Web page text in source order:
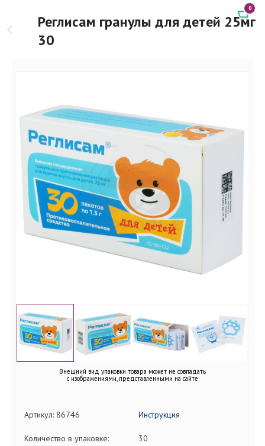
Реглисам гранулы для детей 25мг
30
0
Внешний вид упаковки товара может не совпадать
с изображениями, представленными на сайте
Артикул: 86746 Инструкция
Количество в упаковке: 30